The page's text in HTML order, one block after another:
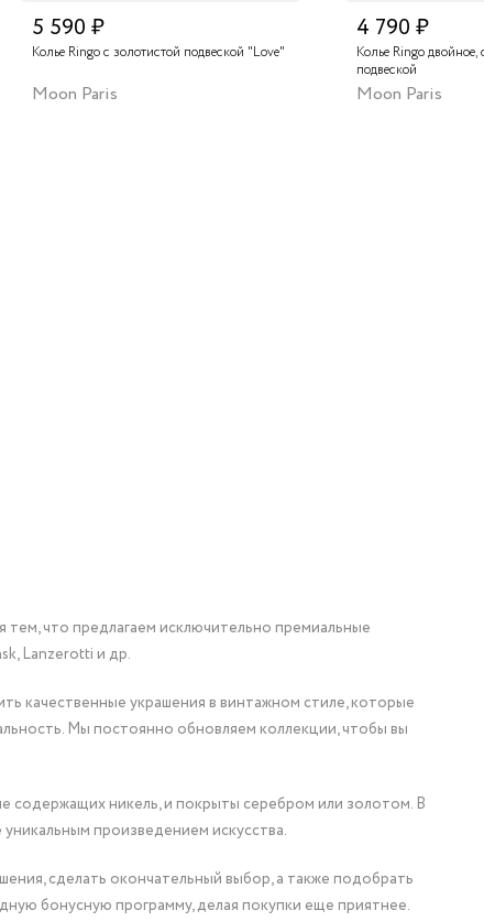
5 590 ₽
Колье Ringo с золотистой подвеской "Love"
Moon Paris
4 790 ₽
Колье Ringo двойное,
подвеской
Moon Paris
что предлагаем исключительно премиальные
Lanzerotti и др.
качественные украшения в винтажном стиле, которые
Мы постоянно обновляем коллекции, чтобы вы
содержащих никель, и покрыты серебром или золотом. В
произведением искусства.
сделать окончательный выбор, а также подобрать
бонусную программу, делая покупки еще приятнее.